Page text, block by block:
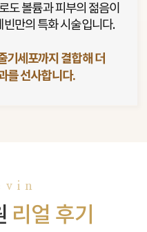
도 볼륨과 피부의 젊음이
만의 특화 시술입니다.
기세포까지 결합해 더
를 선사합니다.
리얼 후기